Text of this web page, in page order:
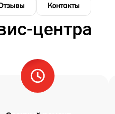
Контакты
центра